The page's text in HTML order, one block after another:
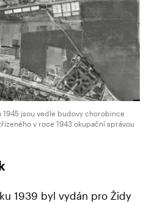
1945 jsou vedle budovy chorobince
v roce 1943 okupační správou
1939 byl vydán pro Židy